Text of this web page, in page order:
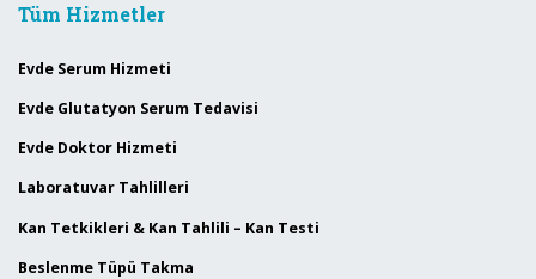
Tüm Hizmetler
Evde Serum Hizmeti
Evde Glutatyon Serum Tedavisi
Evde Doktor Hizmeti
Laboratuvar Tahlilleri
Kan Tetkikleri & Kan Tahlili – Kan Testi
Beslenme Tüpü Takma